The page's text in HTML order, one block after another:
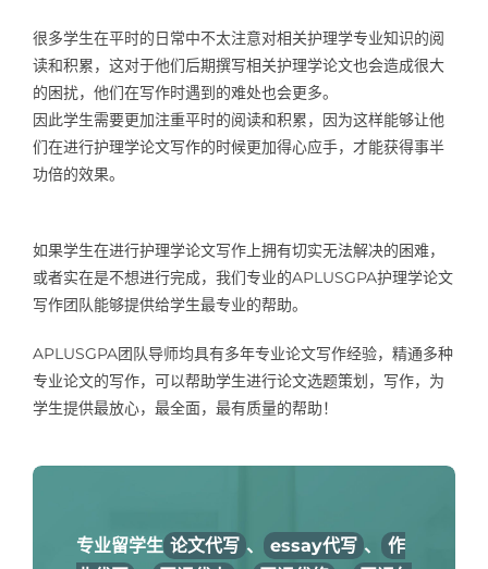
很多学生在平时的日常中不太注意对相关护理学专业知识的阅
读和积累，这对于他们后期撰写相关护理学论文也会造成很大
的困扰，他们在写作时遇到的难处也会更多。
因此学生需要更加注重平时的阅读和积累，因为这样能够让他
们在进行护理学论文写作的时候更加得心应手，才能获得事半
功倍的效果。
如果学生在进行护理学论文写作上拥有切实无法解决的困难，
或者实在是不想进行完成，我们专业的APLUSGPA护理学论文
写作团队能够提供给学生最专业的帮助。
APLUSGPA团队导师均具有多年专业论文写作经验，精通多种
专业论文的写作，可以帮助学生进行论文选题策划，写作，为
学生提供最放心，最全面，最有质量的帮助！
专业留学生 论文代写 、 essay代写 、
作